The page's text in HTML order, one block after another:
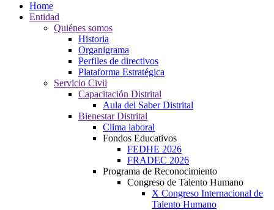
Home
Entidad
Quiénes somos
Historia
Organigrama
Perfiles de directivos
Plataforma Estratégica
Servicio Civil
Capacitación Distrital
Aula del Saber Distrital
Bienestar Distrital
Clima laboral
Fondos Educativos
FEDHE 2026
FRADEC 2026
Programa de Reconocimiento
Congreso de Talento Humano
X Congreso Internacional de
Talento Humano